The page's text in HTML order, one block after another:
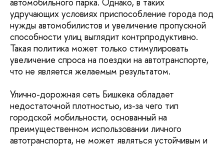
удручающих условиях приспособление города под
нужды автомобилистов и увеличение пропускной
способности улиц выглядит контрпродуктивно.
Такая политика может только стимулировать
увеличение спроса на поездки на автотранспорте,
что не является желаемым результатом.
Улично-дорожная сеть Бишкека обладает
недостаточной плотностью, из-за чего тип
городской мобильности, основанный на
преимущественном использовании личного
автотранспорта, не может являться устойчивым и